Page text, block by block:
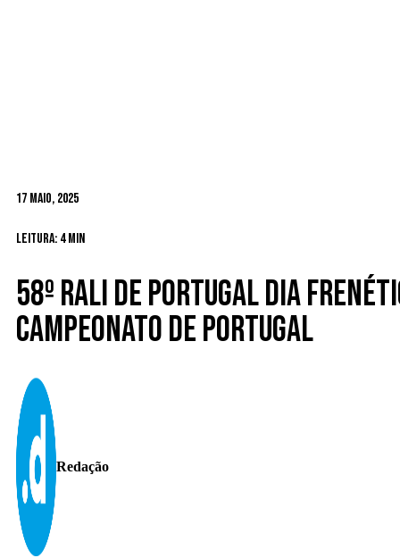
17 Maio, 2025
Leitura: 4 min
58º Rali de Portugal Dia
Campeonato de Portugal
Redação